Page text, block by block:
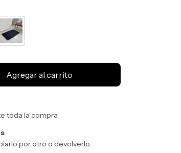
toda la compra.
por otro o devolverlo.